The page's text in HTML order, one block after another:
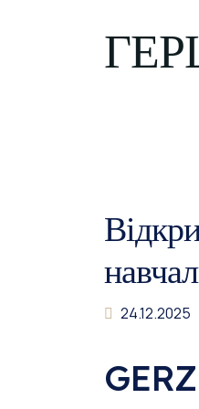
24.12.2025
GERZ